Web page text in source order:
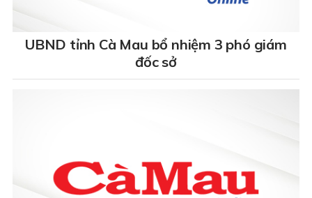
UBND tỉnh Cà Mau bổ nhiệm 3 phó giám
đốc sở